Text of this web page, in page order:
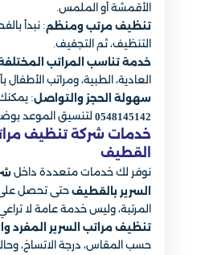
الأقمشة أو الملمس.
تنظيف مرتب ومنظم: نبدأ
التنظيف، ثم التجفيف.
خدمة تناسب المراتب
العادية، الطبية، ومراتب
سهولة الحجز والتواصل:
0548145142 لتنسيق الموعد
خدمات شركة تنظيف
القطيف
نوفر لك خدمات متعددة داخل
السرير بالقطيف حتى تحصل على
المرتبة، وليس خدمة عامة لا
تنظيف مراتب السرير المفرد
حسب المقاس، درجة الاتساخ،